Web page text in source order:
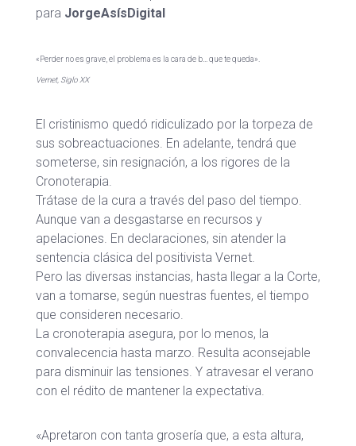
para JorgeAsísDigital
«Perder no es grave, el problema es la cara de b… que te queda».
Vernet, Siglo XX
El cristinismo quedó ridiculizado por la torpeza de
sus sobreactuaciones. En adelante, tendrá que
someterse, sin resignación, a los rigores de la
Cronoterapia.
Trátase de la cura a través del paso del tiempo.
Aunque van a desgastarse en recursos y
apelaciones. En declaraciones, sin atender la
sentencia clásica del positivista Vernet.
Pero las diversas instancias, hasta llegar a la Corte,
van a tomarse, según nuestras fuentes, el tiempo
que consideren necesario.
La cronoterapia asegura, por lo menos, la
convalecencia hasta marzo. Resulta aconsejable
para disminuir las tensiones. Y atravesar el verano
con el rédito de mantener la expectativa.
«Apretaron con tanta grosería que, a esta altura,